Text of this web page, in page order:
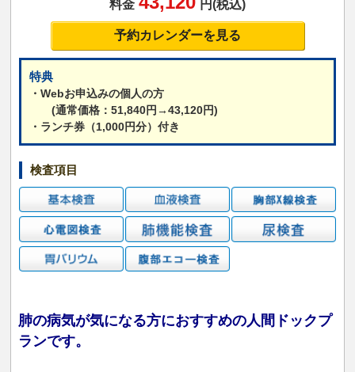
料金 円(税込)
予約カレンダーを見る
特典
・Webお申込みの個人の方
(通常価格：51,840円→43,120円)
・ランチ券（1,000円分）付き
検査項目
肺の病気が気になる方におすすめの人間ドックプ
ランです。